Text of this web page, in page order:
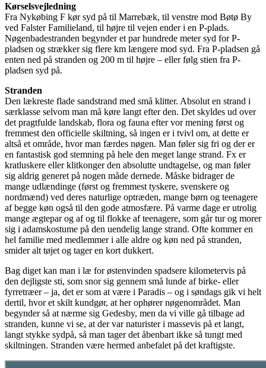
Kørselsvejledning
Fra Nykøbing F kør syd på til Marrebæk, til venstre mod Bøtø By
ved Falster Familieland, til højre til vejen ender i en P-plads.
Nøgenbadestranden begynder et par hundrede meter syd for P-
pladsen og strækker sig flere km længere mod syd. Fra P-pladsen gå
enten ned på stranden og 200 m til højre – eller følg stien fra P-
pladsen syd på.
Stranden
Den lækreste flade sandstrand med små klitter. Absolut en strand i
særklasse selvom man må køre langt efter den. Det skyldes ud over
det pragtfulde landskab, flora og fauna efter vor mening først og
fremmest den officielle skiltning, så ingen er i tvivl om, at dette er
altså et område, hvor man færdes nøgen. Man føler sig fri og der er
en fantastisk god stemning på hele den meget lange strand. Fx er
kratluskere eller klitkonger den absolutte undtagelse, og man føler
sig aldrig generet på nogen måde dernede. Måske bidrager de
mange udlændinge (først og fremmest tyskere, svenskere og
nordmænd) ved deres naturlige optræden, mange børn og teenagere
af begge køn også til den gode atmosfære. På varme dage er utrolig
mange ægtepar og af og til flokke af teenagere, som går tur og morer
sig i adamskostume på den uendelig lange strand. Ofte kommer en
hel familie med medlemmer i alle aldre og køn ned på stranden,
smider alt tøjet og tager en kort dukkert.
Bag diget kan man i læ for østenvinden spadsere kilometervis på
den dejligste sti, som snor sig gennem små lunde af birke- eller
fyrretræer – ja, det er som at være i Paradis – og i søndags gik vi helt
dertil, hvor et skilt kundgør, at her ophører nøgenområdet. Man
begynder så at nærme sig Gedesby, men da vi ville gå tilbage ad
stranden, kunne vi se, at der var naturister i massevis på et langt,
langt stykke sydpå, så man tager det åbenbart ikke så tungt med
skiltningen. Stranden være hermed anbefalet på det kraftigste.